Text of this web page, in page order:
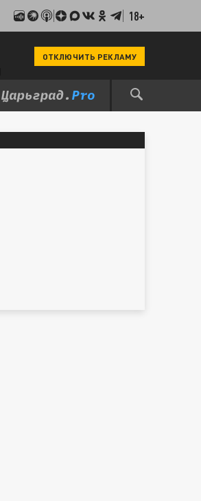
18+
ОТКЛЮЧИТЬ РЕКЛАМУ